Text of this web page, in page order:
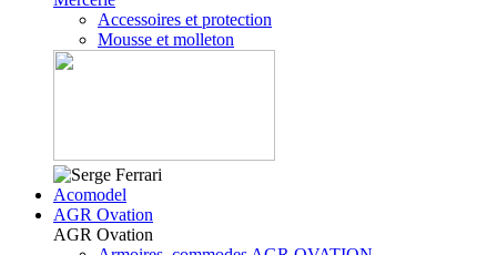
Accessoires et protection
Mousse et molleton
Acomodel
AGR Ovation
AGR Ovation